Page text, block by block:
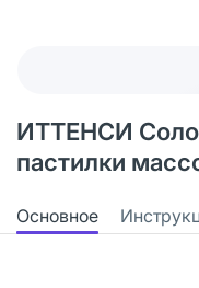
ИТТЕНСИ
пастилки
Основное